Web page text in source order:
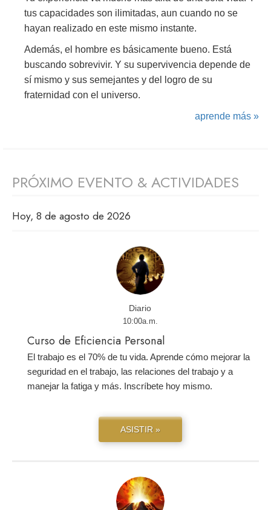
tus capacidades son ilimitadas, aun cuando no se
hayan realizado en este mismo instante.
Además, el hombre es básicamente bueno. Está
buscando sobrevivir. Y su supervivencia depende de
sí mismo y sus semejantes y del logro de su
fraternidad con el universo.
aprende más »
PRÓXIMO EVENTO & ACTIVIDADES
Hoy, 8 de agosto de 2026
Diario
10:00a.m.
Curso de Eficiencia Personal
El trabajo es el 70% de tu vida. Aprende cómo mejorar la
seguridad en el trabajo, las relaciones del trabajo y a
manejar la fatiga y más. Inscríbete hoy mismo.
ASISTIR »